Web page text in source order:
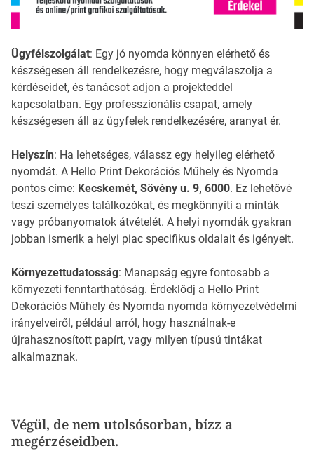
Ügyfélszolgálat: Egy jó nyomda könnyen elérhető és
készségesen áll rendelkezésre, hogy megválaszolja a
kérdéseidet, és tanácsot adjon a projekteddel
kapcsolatban. Egy professzionális csapat, amely
készségesen áll az ügyfelek rendelkezésére, aranyat ér.
Helyszín: Ha lehetséges, válassz egy helyileg elérhető
nyomdát. A Hello Print Dekorációs Műhely és Nyomda
pontos címe: Kecskemét, Sövény u. 9, 6000. Ez lehetővé
teszi személyes találkozókat, és megkönnyíti a minták
vagy próbanyomatok átvételét. A helyi nyomdák gyakran
jobban ismerik a helyi piac specifikus oldalait és igényeit.
Környezettudatosság: Manapság egyre fontosabb a
környezeti fenntarthatóság. Érdeklődj a Hello Print
Dekorációs Műhely és Nyomda nyomda környezetvédelmi
irányelveiről, például arról, hogy használnak-e
újrahasznosított papírt, vagy milyen típusú tintákat
alkalmaznak.
Végül, de nem utolsósorban, bízz a
megérzéseidben.